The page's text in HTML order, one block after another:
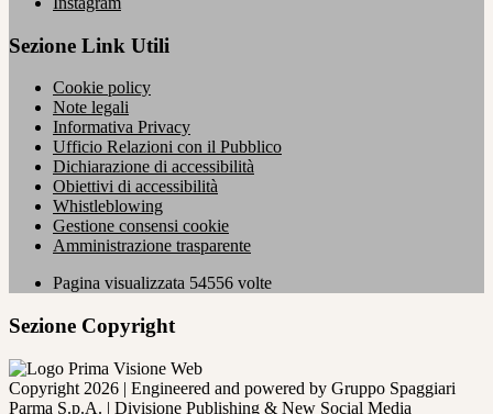
Sezione Link Utili
Cookie policy
Note legali
Informativa Privacy
Ufficio Relazioni con il Pubblico
Dichiarazione di accessibilità
Obiettivi di accessibilità
Whistleblowing
Gestione consensi cookie
Amministrazione trasparente
Pagina visualizzata 54556 volte
Sezione Copyright
Copyright 2026 | Engineered and powered by Gruppo Spaggiari
Parma S.p.A. | Divisione Publishing & New Social Media